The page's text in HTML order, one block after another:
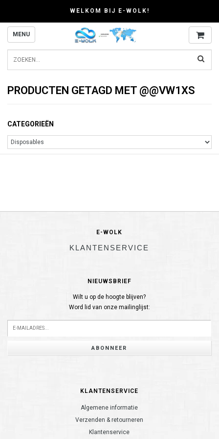
WELKOM BIJ E-WOLK!
MENU
PRODUCTEN GETAGD MET @@VW1XS
CATEGORIEËN
E-WOLK
KLANTENSERVICE
NIEUWSBRIEF
Wilt u op de hoogte blijven?
Word lid van onze mailinglijst:
ABONNEER
KLANTENSERVICE
Algemene informatie
Verzenden & retourneren
Klantenservice